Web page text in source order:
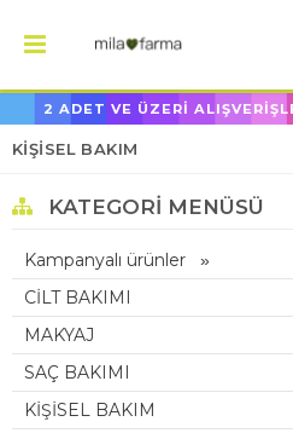
2 ADET VE ÜZERİ
KİŞİSEL BAKIM
KATEGORI MENÜSÜ
Kampanyalı ürünler
CİLT BAKIMI
MAKYAJ
SAÇ BAKIMI
KİŞİSEL BAKIM